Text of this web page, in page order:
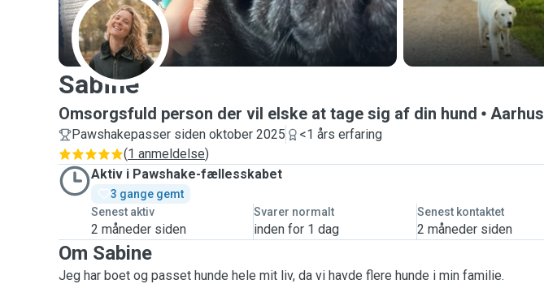
S
Sabine
Omsorgsfuld person der vil elske at tage sig af din hund Aarhus
Pawshakepasser siden oktober 2025
<1 års erfaring
(1 anmeldelse)
Aktiv i Pawshake-fællesskabet
3 gange gemt
Senest aktiv
2 måneder siden
Svarer normalt
inden for 1 dag
Senest kontaktet
2 måneder siden
Om Sabine
Jeg har boet og passet hunde hele mit liv, da vi havde flere hunde i min familie.